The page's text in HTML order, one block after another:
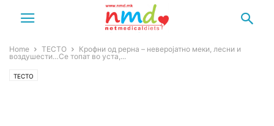
Home ТЕСТО
Крофни од рерна – неверојатно меки, лесни и
воздушести…Се топат во уста,...
ТЕСТО